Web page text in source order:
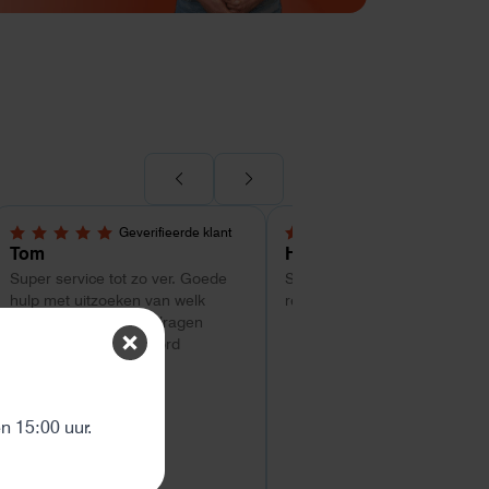
Geverifieerde klant
5,0 van 5 sterren
Tom
Super service tot zo ver. Goede
hulp met uitzoeken van welk
systeem geschikt is. Vragen
worden snel beantwoord
4 van 5 sterren
Hans Kollenbrander
Snelle levering en goede
respons bij installatie.
15:00 uur.